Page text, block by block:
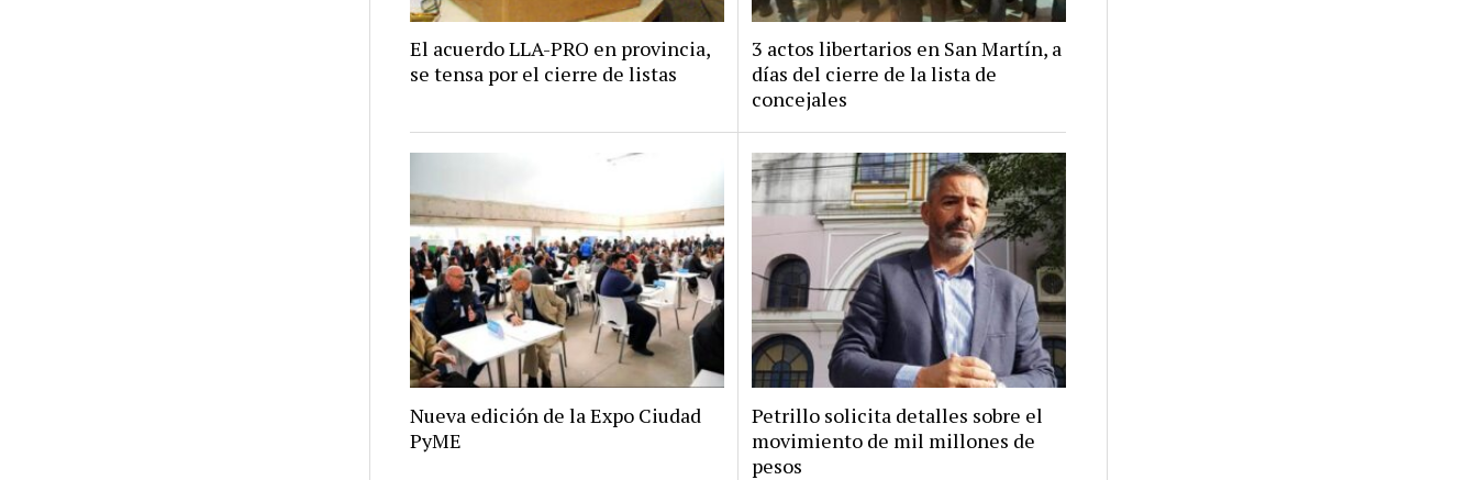
El acuerdo LLA-PRO en provincia,
se tensa por el cierre de listas
3 actos libertarios en San Martín, a
días del cierre de la lista de
concejales
Nueva edición de la Expo Ciudad
PyME
Petrillo solicita detalles sobre el
movimiento de mil millones de
pesos